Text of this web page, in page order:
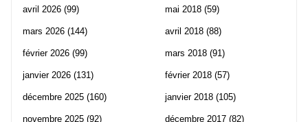
avril 2026 (99)
mars 2026 (144)
février 2026 (99)
janvier 2026 (131)
décembre 2025 (160)
novembre 2025 (92)
mai 2018 (59)
avril 2018 (88)
mars 2018 (91)
février 2018 (57)
janvier 2018 (105)
décembre 2017 (82)